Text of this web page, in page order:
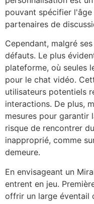
pouvant spécifier
partenaires de
Cependant, malgré
défauts. Le plus
plateforme, où seules
pour le chat vidéo.
utilisateurs potentiels
interactions. De plus,
mesures pour garantir
risque de rencontrer
inapproprié, comme
demeure.
En envisageant un
entrent en jeu.
offrir un large éventail